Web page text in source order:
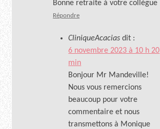
Bonne retraite à votre collègue
Répondre
CliniqueAcacias dit :
6 novembre 2023 à 10 h 20
min
Bonjour Mr Mandeville!
Nous vous remercions
beaucoup pour votre
commentaire et nous
transmettons à Monique